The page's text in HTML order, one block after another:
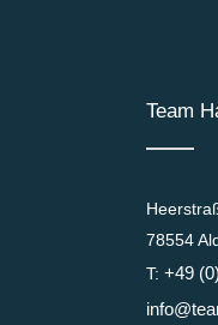
Team
78554
T: +49